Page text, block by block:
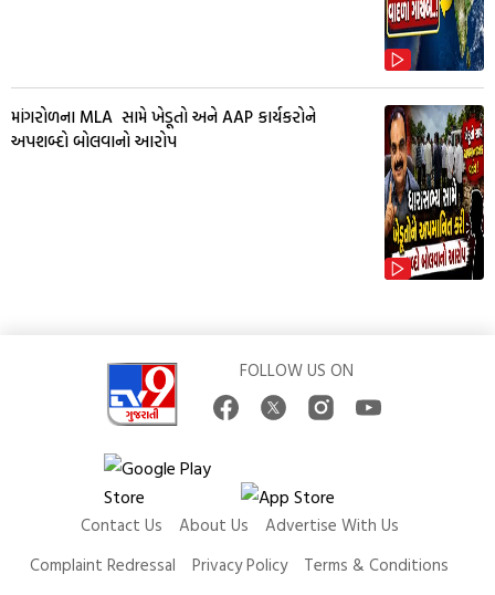
માંગરોળના MLA સામે ખેડૂતો અને AAP કાર્યકરોને
અપશબ્દો બોલવાનો આરોપ
FOLLOW US ON
Contact Us About Us
Advertise With Us
Complaint Redressal
Privacy Policy Terms & Conditions